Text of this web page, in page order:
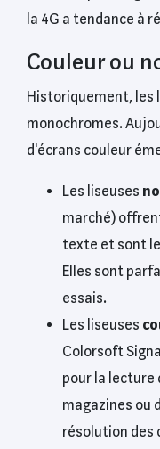
la 4G a tendance à
Couleur ou
Historiquement, les
monochromes.
d'écrans couleur
Les liseuses
marché)
texte et sont
Elles sont
essais.
Les liseuses
Colorsoft
pour la lecture
magazines ou
résolution des